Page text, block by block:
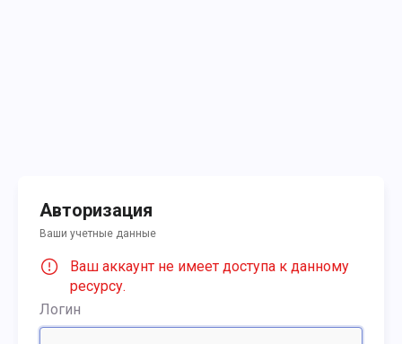
Авторизация
Ваши учетные данные
Ваш аккаунт не имеет доступа к данному
ресурсу.
Логин